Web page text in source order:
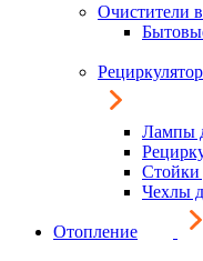
Очистители
Лампы
Стойки
Чехлы
Отопление